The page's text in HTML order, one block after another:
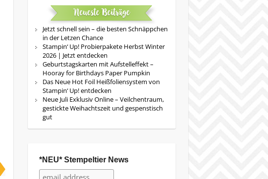
Neueste Beiträge
Jetzt schnell sein – die besten Schnäppchen
in der Letzen Chance
Stampin‘ Up! Probierpakete Herbst Winter
2026 | Jetzt entdecken
Geburtstagskarten mit Aufstelleffekt –
Hooray for Birthdays Paper Pumpkin
Das Neue Hot Foil Heißfoliensystem von
Stampin‘ Up! entdecken
Neue Juli Exklusiv Online – Veilchentraum,
gestickte Weihachtszeit und gespenstisch
gut
*NEU* Stempeltier News